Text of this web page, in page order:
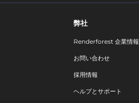
弊社
Renderforest 企業情報
お問い合わせ
採用情報
ヘルプとサポート